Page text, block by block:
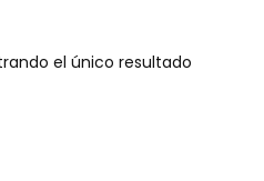
el único resultado